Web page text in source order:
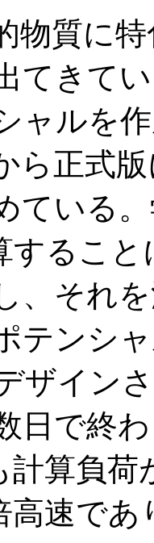
物質に
てきて
ャルを
ら正式
ている
するこ
、それ
テンシ
ザイン
日で終
計算負
高速で